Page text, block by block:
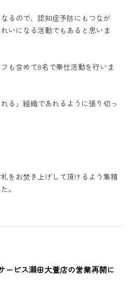
るので、認知症予防にもつなが
いになる活動でもあると思いま
も含めて8名で奉仕活動を行いま
る」組織であれるように張り切っ
をお焚き上げして頂けるよう集積
。
ービス瀬田大萱店の営業再開に